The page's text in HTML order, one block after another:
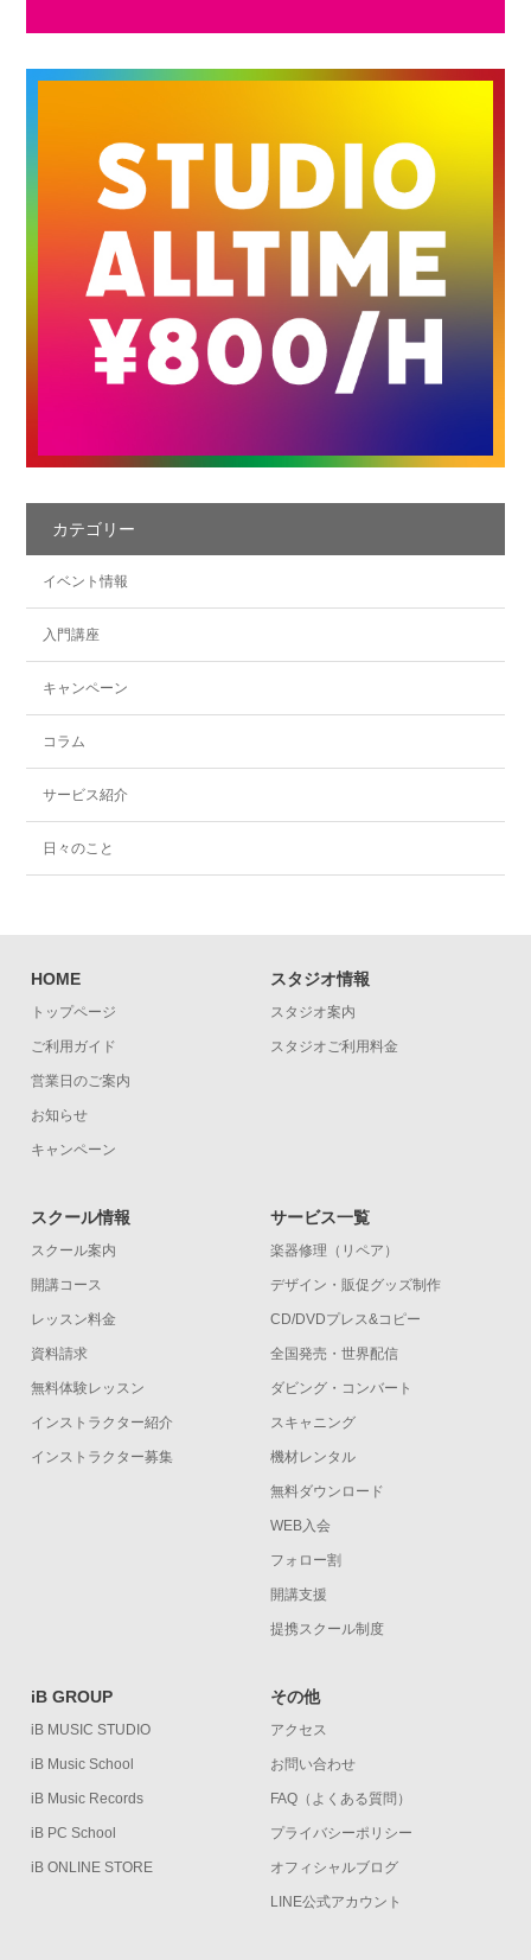
カテゴリー
イベント情報
入門講座
キャンペーン
コラム
サービス紹介
日々のこと
HOME
トップページ
ご利用ガイド
営業日のご案内
お知らせ
キャンペーン
スタジオ情報
スタジオ案内
スタジオご利用料金
スクール情報
スクール案内
開講コース
レッスン料金
資料請求
無料体験レッスン
インストラクター紹介
インストラクター募集
サービス一覧
楽器修理（リペア）
デザイン・販促グッズ制作
CD/DVDプレス&コピー
全国発売・世界配信
ダビング・コンバート
スキャニング
機材レンタル
無料ダウンロード
WEB入会
フォロー割
開講支援
提携スクール制度
iB GROUP
iB MUSIC STUDIO
iB Music School
iB Music Records
iB PC School
iB ONLINE STORE
その他
アクセス
お問い合わせ
FAQ（よくある質問）
プライバシーポリシー
オフィシャルブログ
LINE公式アカウント